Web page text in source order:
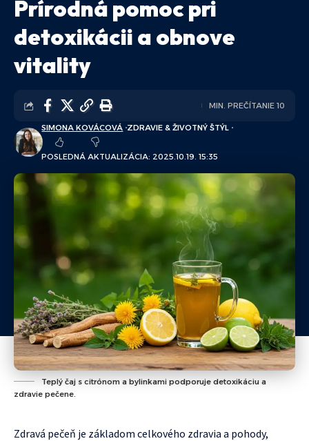
Prírodná pomoc pri
detoxikácii a obnove
vitality
POSLEDNÁ AKTUALIZÁCIA: 2025.10.19. 15:35
SIMONA KOVÁCOVÁ ZDRAVIE & ŽIVOTNÝ ŠTÝL
MIN. PREČÍTANIE 10
Teplý čaj s citrónom a bylinkami podporuje detoxikáciu a
zdravie pečene.
Zdravá pečeň je základom celkového zdravia a pohody,